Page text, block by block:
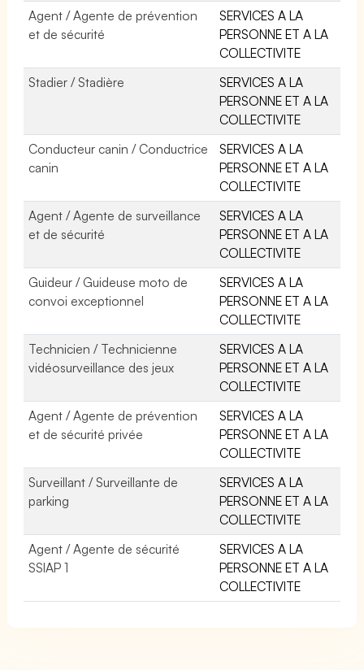
Agent / Agente de prévention
et de sécurité
SERVICES A LA
PERSONNE ET A LA
COLLECTIVITE
Stadier / Stadière
SERVICES A LA
PERSONNE ET A LA
COLLECTIVITE
Conducteur canin / Conductrice
canin
SERVICES A LA
PERSONNE ET A LA
COLLECTIVITE
Agent / Agente de surveillance
et de sécurité
SERVICES A LA
PERSONNE ET A LA
COLLECTIVITE
Guideur / Guideuse moto de
convoi exceptionnel
SERVICES A LA
PERSONNE ET A LA
COLLECTIVITE
Technicien / Technicienne
vidéosurveillance des jeux
SERVICES A LA
PERSONNE ET A LA
COLLECTIVITE
Agent / Agente de prévention
et de sécurité privée
SERVICES A LA
PERSONNE ET A LA
COLLECTIVITE
Surveillant / Surveillante de
parking
SERVICES A LA
PERSONNE ET A LA
COLLECTIVITE
Agent / Agente de sécurité
SSIAP 1
SERVICES A LA
PERSONNE ET A LA
COLLECTIVITE